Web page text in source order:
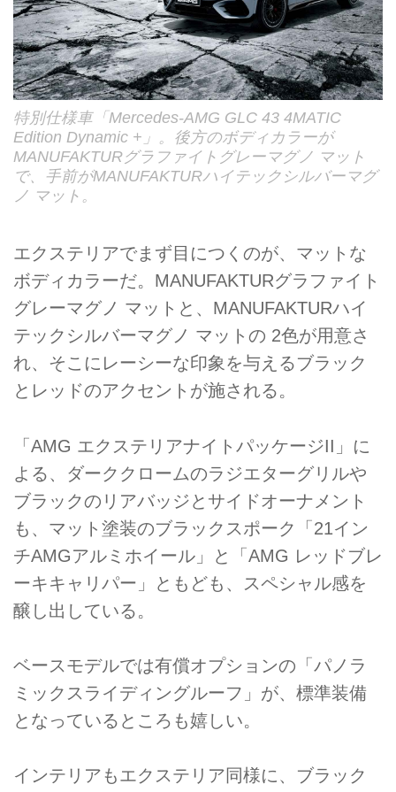
特別仕様車「Mercedes-AMG GLC 43 4MATIC
Edition Dynamic +」。後方のボディカラーが
MANUFAKTURグラファイトグレーマグノ マット
で、手前がMANUFAKTURハイテックシルバーマグ
ノ マット。
エクステリアでまず目につくのが、マットな
ボディカラーだ。MANUFAKTURグラファイト
グレーマグノ マットと、MANUFAKTURハイ
テックシルバーマグノ マットの 2色が用意さ
れ、そこにレーシーな印象を与えるブラック
とレッドのアクセントが施される。
「AMG エクステリアナイトパッケージII」に
よる、ダーククロームのラジエターグリルや
ブラックのリアバッジとサイドオーナメント
も、マット塗装のブラックスポーク「21イン
チAMGアルミホイール」と「AMG レッドブレ
ーキキャリパー」ともども、スペシャル感を
醸し出している。
ベースモデルでは有償オプションの「パノラ
ミックスライディングルーフ」が、標準装備
となっているところも嬉しい。
インテリアもエクステリア同様に、ブラック